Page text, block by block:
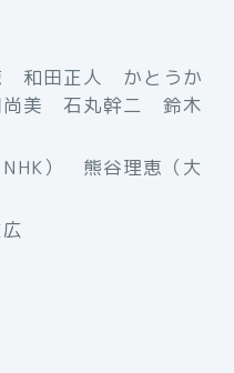
和田正人 かとうか
美 石丸幹二 鈴木
） 熊谷理恵（大